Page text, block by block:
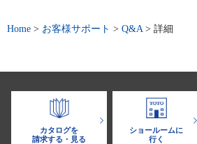
Home > お客様サポート > Q&A > 詳細
カタログを
請求する・見る
ショールームに
行く